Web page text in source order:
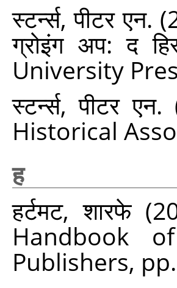
स्टर्न्स, पीटर एन.
ग्रोइंग अप: द
University
स्टर्न्स, पीटर एन.
Historical
ह
हर्टमट, शारफे
Handbook
Publishers,